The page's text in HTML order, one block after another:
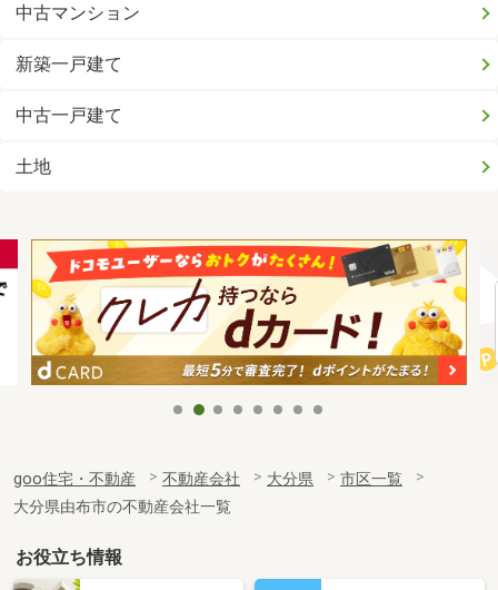
中古マンション
新築一戸建て
中古一戸建て
土地
goo住宅・不動産 不動産会社 大分県
市区一覧
大分県由布市の不動産会社一覧
お役立ち情報